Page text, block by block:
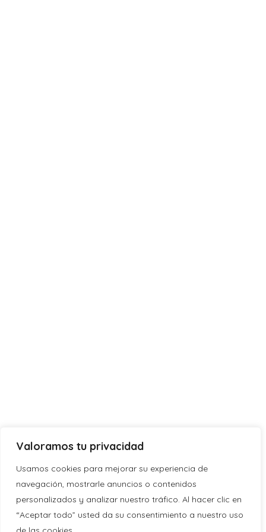
Valoramos tu privacidad
Usamos cookies para mejorar su experiencia de
navegación, mostrarle anuncios o contenidos
personalizados y analizar nuestro tráfico. Al hacer clic en
“Aceptar todo” usted da su consentimiento a nuestro uso